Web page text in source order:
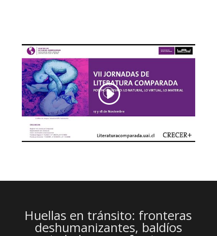
Huellas en tránsito: fronteras
deshumanizantes, baldíos